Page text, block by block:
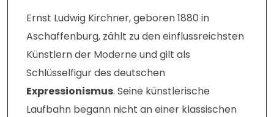
Ernst Ludwig Kirchner, geboren 1880 in
Aschaffenburg, zählt zu den einflussreichsten
Künstlern der Moderne und gilt als
Schlüsselfigur des deutschen
Expressionismus. Seine künstlerische
Laufbahn begann nicht an einer klassischen